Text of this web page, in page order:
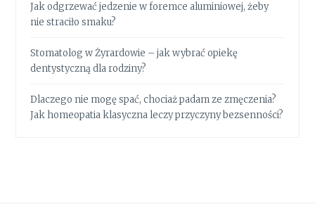
Jak odgrzewać jedzenie w foremce aluminiowej, żeby
nie straciło smaku?
Stomatolog w Żyrardowie – jak wybrać opiekę
dentystyczną dla rodziny?
Dlaczego nie mogę spać, chociaż padam ze zmęczenia?
Jak homeopatia klasyczna leczy przyczyny bezsenności?